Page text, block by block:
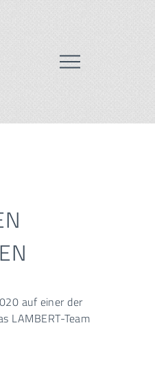
auf einer der
LAMBERT-Team